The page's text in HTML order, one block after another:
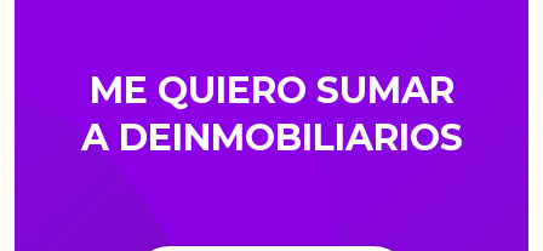
ME QUIERO SUMAR
A DEINMOBILIARIOS